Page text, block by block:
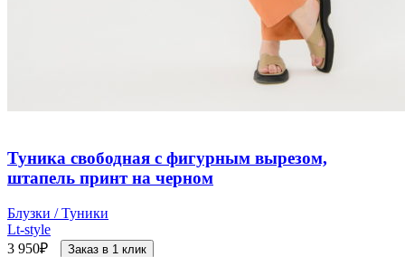
Туника свободная с фигурным вырезом,
штапель принт на черном
Блузки / Туники
Lt-style
3 950₽ Заказ в 1 клик